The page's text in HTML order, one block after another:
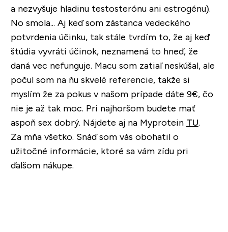
a nezvyšuje hladinu testosterónu ani estrogénu).
No smola... Aj keď som zástanca vedeckého
potvrdenia účinku, tak stále tvrdím to, že aj keď
štúdia vyvráti účinok, neznamená to hneď, že
daná vec nefunguje. Macu som zatiaľ neskúšal, ale
počul som na ňu skvelé referencie, takže si
myslím že za pokus v našom prípade dáte 9€, čo
nie je až tak moc. Pri najhoršom budete mať
aspoň sex dobrý. Nájdete aj na Myprotein TU.
Za mňa všetko. Snáď som vás obohatil o
užitočné informácie, ktoré sa vám zídu pri
ďalšom nákupe.